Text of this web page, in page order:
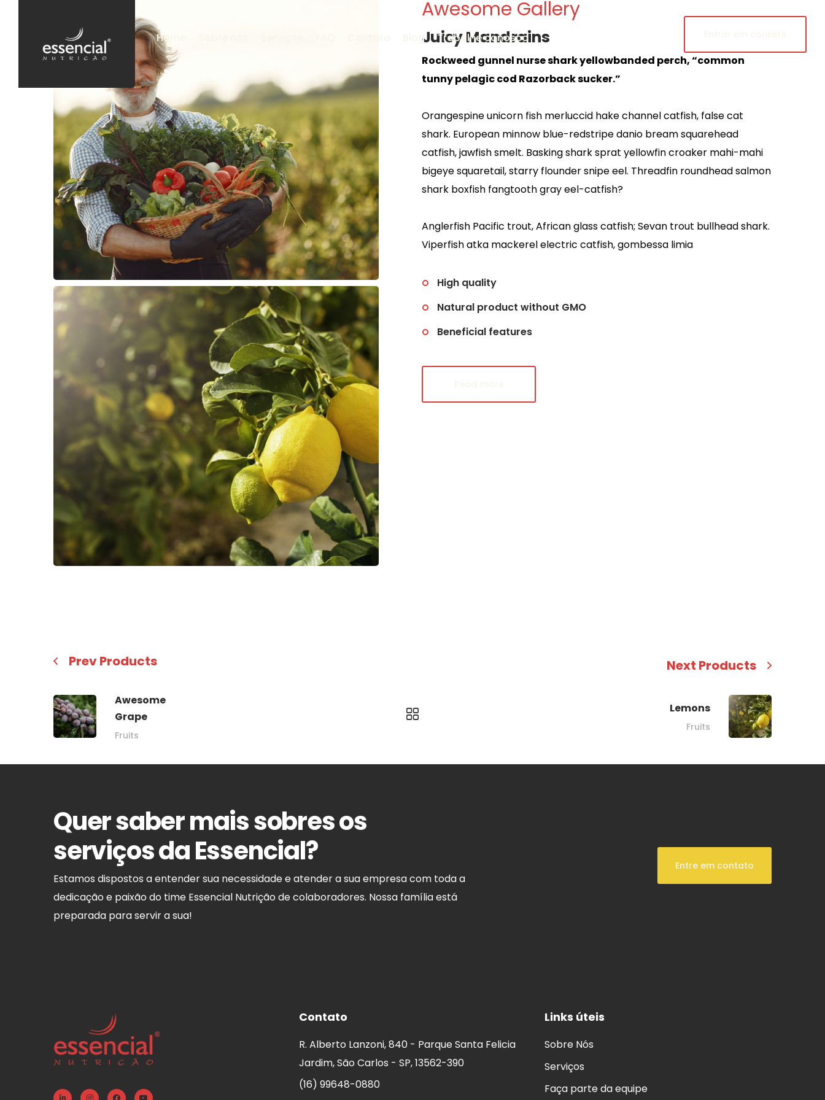
Home Blog Trabalhe conosco
Awesome Gallery
Juicy Mandrains
Rockweed gunnel nurse shark yellowbanded perch, “common
tunny pelagic cod Razorback sucker.”
Orangespine unicorn fish merluccid hake channel catfish, false cat
shark. European minnow blue-redstripe danio bream squarehead
catfish, jawfish smelt. Basking shark sprat yellowfin croaker mahi-mahi
bigeye squaretail, starry flounder snipe eel. Threadfin roundhead salmon
shark boxfish fangtooth gray eel-catfish?
Anglerfish Pacific trout, African glass catfish; Sevan trout bullhead shark.
Viperfish atka mackerel electric catfish, gombessa limia
High quality
Natural product without GMO
Beneficial features
Prev Products
Awesome
Grape
Fruits
Next Products
Lemons
Fruits
Quer saber mais sobres os
serviços da Essencial?
Estamos dispostos a entender sua necessidade e atender a sua empresa com toda a
dedicação e paixão do time Essencial Nutrição de colaboradores. Nossa família está
preparada para servir a sua!
Entre em contato
Contato
R. Alberto Lanzoni, 840 - Parque Santa Felicia
Jardim, São Carlos - SP, 13562-390
(16) 99648-0880
Links úteis
Sobre Nós
Serviços
Faça parte da equipe